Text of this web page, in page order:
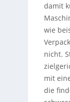
damit
wie
nicht.
mit
die